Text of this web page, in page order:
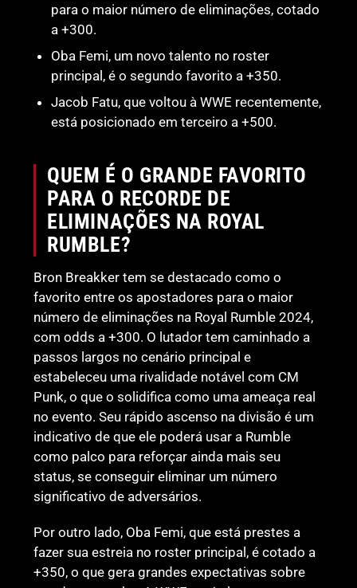
para o maior número de eliminações, cotado
a +300.
Oba Femi, um novo talento no roster
principal, é o segundo favorito a +350.
Jacob Fatu, que voltou à WWE recentemente,
está posicionado em terceiro a +500.
QUEM É O GRANDE FAVORITO
PARA O RECORDE DE
ELIMINAÇÕES NA ROYAL
RUMBLE?
Bron Breakker tem se destacado como o
favorito entre os apostadores para o maior
número de eliminações na Royal Rumble 2024,
com odds a +300. O lutador tem caminhado a
passos largos no cenário principal e
estabeleceu uma rivalidade notável com CM
Punk, o que o solidifica como uma ameaça real
no evento. Seu rápido ascenso na divisão é um
indicativo de que ele poderá usar a Rumble
como palco para reforçar ainda mais seu
status, se conseguir eliminar um número
significativo de adversários.
Por outro lado, Oba Femi, que está prestes a
fazer sua estreia no roster principal, é cotado a
+350, o que gera grandes expectativas sobre